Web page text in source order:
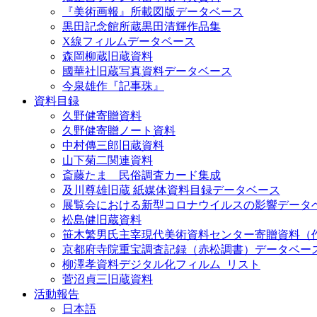
『美術画報』所載図版データベース
黒田記念館所蔵黒田清輝作品集
X線フィルムデータベース
森岡柳蔵旧蔵資料
國華社旧蔵写真資料データベース
今泉雄作『記事珠』
資料目録
久野健寄贈資料
久野健寄贈ノート資料
中村傳三郎旧蔵資料
山下菊二関連資料
斎藤たま 民俗調査カード集成
及川尊雄旧蔵 紙媒体資料目録データベース
展覧会における新型コロナウイルスの影響データ
松島健旧蔵資料
笹木繁男氏主宰現代美術資料センター寄贈資料（
京都府寺院重宝調査記録（赤松調書）データベー
柳澤孝資料デジタル化フィルム_リスト
菅沼貞三旧蔵資料
活動報告
日本語